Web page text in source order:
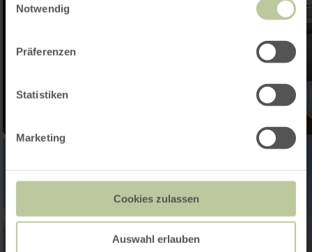
Notwendig
Präferenzen
Statistiken
Marketing
Cookies zulassen
Auswahl erlauben